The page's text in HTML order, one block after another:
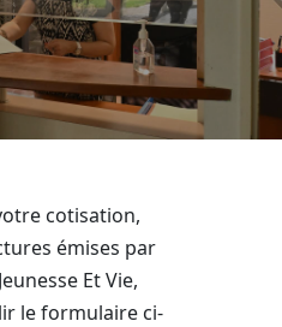
cotisation,
émises par
Et Vie,
le formulaire ci-